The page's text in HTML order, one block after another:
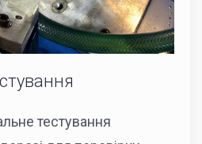
тестування